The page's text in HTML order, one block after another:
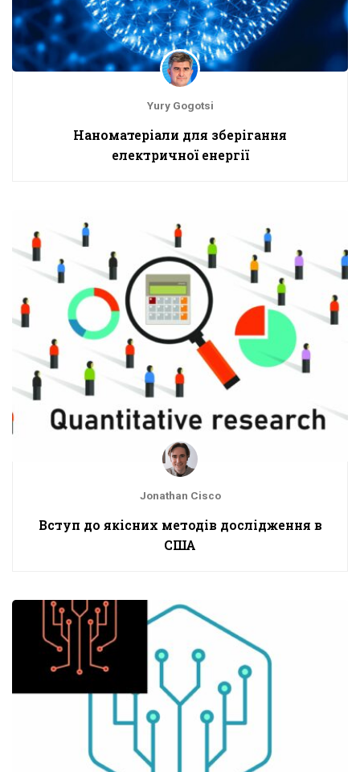
Yury Gogotsi
Наноматеріали для зберігання
електричної енергії
Jonathan Cisco
Вступ до якісних методів дослідження в
США